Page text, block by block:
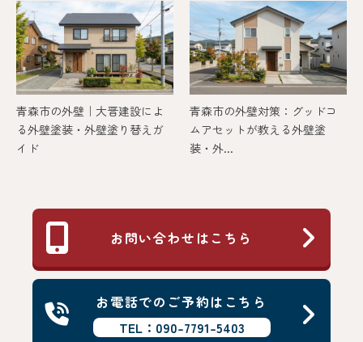
青森市の外壁｜大晋建設によ
る外壁塗装・外壁塗り替えガ
イド
青森市の外壁対策：グッドコ
ムアセットが教える外壁塗
装・外...
お問い合わせはこちら
お電話でのご予約はこちら
TEL：090-7791-5403